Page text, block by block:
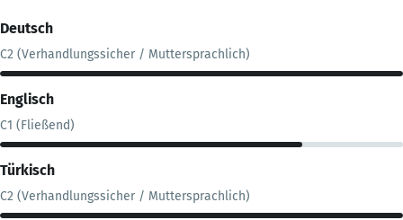
Deutsch
C2 (Verhandlungssicher / Muttersprachlich)
Englisch
C1 (Fließend)
Türkisch
C2 (Verhandlungssicher / Muttersprachlich)